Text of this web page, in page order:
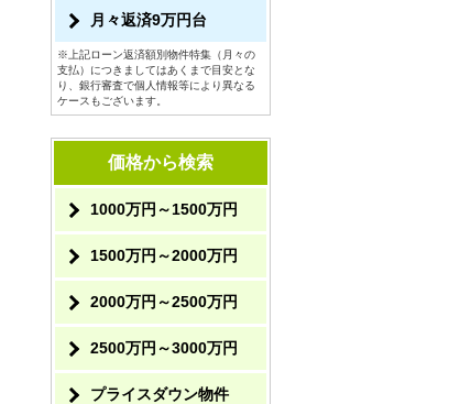
月々返済9万円台
※上記ローン返済額別物件特集（月々の
支払）につきましてはあくまで目安とな
り、銀行審査で個人情報等により異なる
ケースもございます。
価格から検索
1000万円～1500万円
1500万円～2000万円
2000万円～2500万円
2500万円～3000万円
プライスダウン物件